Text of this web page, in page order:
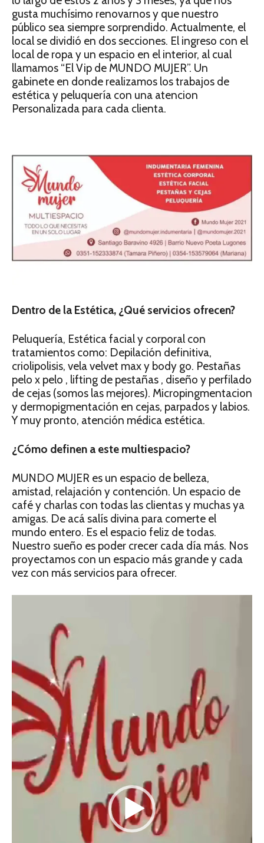
gusta muchísimo renovarnos y que nuestro
público sea siempre sorprendido. Actualmente, el
local se dividió en dos secciones. El ingreso con el
local de ropa y un espacio en el interior, al cual
llamamos “El Vip de MUNDO MUJER”. Un
gabinete en donde realizamos los trabajos de
estética y peluquería con una atencion
Personalizada para cada clienta.
Dentro de la Estética, ¿Qué servicios ofrecen?
Peluquería, Estética facial y corporal con
tratamientos como: Depilación definitiva,
criolipolisis, vela velvet max y body go. Pestañas
pelo x pelo , lifting de pestañas , diseño y perfilado
de cejas (somos las mejores). Micropingmentacion
y dermopigmentación en cejas, parpados y labios.
Y muy pronto, atención médica estética.
¿Cómo definen a este multiespacio?
MUNDO MUJER es un espacio de belleza,
amistad, relajación y contención. Un espacio de
café y charlas con todas las clientas y muchas ya
amigas. De acá salís divina para comerte el
mundo entero. Es el espacio feliz de todas.
Nuestro sueño es poder crecer cada día más. Nos
proyectamos con un espacio más grande y cada
vez con más servicios para ofrecer.